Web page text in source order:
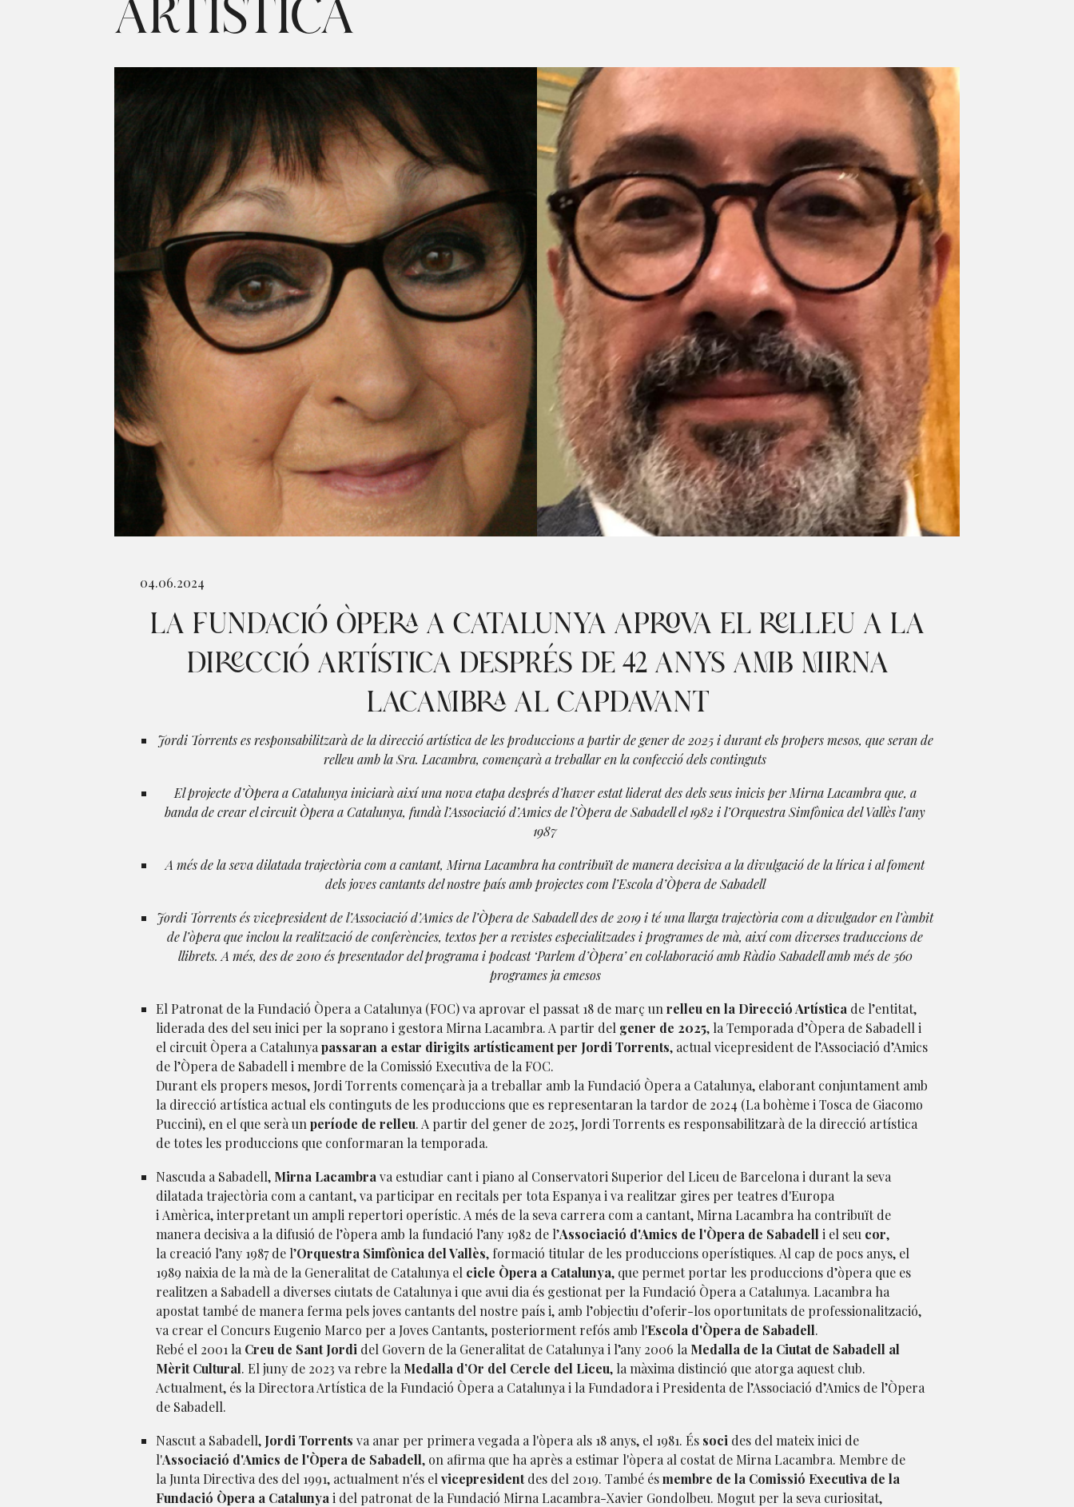
ARTÍSTICA
04.06.2024
LA FUNDACIÓ ÒPERA A CATALUNYA APROVA EL RELLEU A LA
DIRECCIÓ ARTÍSTICA DESPRÉS DE 42 ANYS AMB MIRNA
LACAMBRA AL CAPDAVANT
Jordi Torrents es responsabilitzarà de la direcció artística de les produccions a partir de gener de 2025 i durant els propers mesos, que seran de
relleu amb la Sra. Lacambra, començarà a treballar en la confecció dels continguts
El projecte d’Òpera a Catalunya iniciarà així una nova etapa després d’haver estat liderat des dels seus inicis per Mirna Lacambra que, a
banda de crear el circuit Òpera a Catalunya, fundà l’Associació d’Amics de l’Òpera de Sabadell el 1982 i l’Orquestra Simfònica del Vallès l’any
1987
A més de la seva dilatada trajectòria com a cantant, Mirna Lacambra ha contribuït de manera decisiva a la divulgació de la lírica i al foment
dels joves cantants del nostre país amb projectes com l’Escola d’Òpera de Sabadell
Jordi Torrents és vicepresident de l’Associació d’Amics de l’Òpera de Sabadell des de 2019 i té una llarga trajectòria com a divulgador en l’àmbit
de l’òpera que inclou la realització de conferències, textos per a revistes especialitzades i programes de mà, així com diverses traduccions de
llibrets. A més, des de 2010 és presentador del programa i podcast ‘Parlem d’Òpera’ en col·laboració amb Ràdio Sabadell amb més de 560
programes ja emesos
El Patronat de la Fundació Òpera a Catalunya (FOC) va aprovar el passat 18 de març un relleu en la Direcció Artística de l’entitat,
liderada des del seu inici per la soprano i gestora Mirna Lacambra. A partir del gener de 2025, la Temporada d’Òpera de Sabadell i
el circuit Òpera a Catalunya passaran a estar dirigits artísticament per Jordi Torrents, actual vicepresident de l’Associació d’Amics
de l’Òpera de Sabadell i membre de la Comissió Executiva de la FOC.
Durant els propers mesos, Jordi Torrents començarà ja a treballar amb la Fundació Òpera a Catalunya, elaborant conjuntament amb
la direcció artística actual els continguts de les produccions que es representaran la tardor de 2024 (La bohème i Tosca de Giacomo
Puccini), en el que serà un període de relleu. A partir del gener de 2025, Jordi Torrents es responsabilitzarà de la direcció artística
de totes les produccions que conformaran la temporada.
Nascuda a Sabadell, Mirna Lacambra va estudiar cant i piano al Conservatori Superior del Liceu de Barcelona i durant la seva
dilatada trajectòria com a cantant, va participar en recitals per tota Espanya i va realitzar gires per teatres d'Europa
i Amèrica, interpretant un ampli repertori operístic. A més de la seva carrera com a cantant, Mirna Lacambra ha contribuït de
manera decisiva a la difusió de l’òpera amb la fundació l’any 1982 de l’Associació d'Amics de l'Òpera de Sabadell i el seu cor,
la creació l’any 1987 de l’Orquestra Simfònica del Vallès, formació titular de les produccions operístiques. Al cap de pocs anys, el
1989 naixia de la mà de la Generalitat de Catalunya el cicle Òpera a Catalunya, que permet portar les produccions d’òpera que es
realitzen a Sabadell a diverses ciutats de Catalunya i que avui dia és gestionat per la Fundació Òpera a Catalunya. Lacambra ha
apostat també de manera ferma pels joves cantants del nostre país i, amb l’objectiu d’oferir-los oportunitats de professionalització,
va crear el Concurs Eugenio Marco per a Joves Cantants, posteriorment refós amb l'Escola d'Òpera de Sabadell.
Rebé el 2001 la Creu de Sant Jordi del Govern de la Generalitat de Catalunya i l’any 2006 la Medalla de la Ciutat de Sabadell al
Mèrit Cultural. El juny de 2023 va rebre la Medalla d’Or del Cercle del Liceu, la màxima distinció que atorga aquest club.
Actualment, és la Directora Artística de la Fundació Òpera a Catalunya i la Fundadora i Presidenta de l’Associació d’Amics de l’Òpera
de Sabadell.
Nascut a Sabadell, Jordi Torrents va anar per primera vegada a l'òpera als 18 anys, el 1981. És soci des del mateix inici de
l'Associació d'Amics de l'Òpera de Sabadell, on afirma que ha après a estimar l'òpera al costat de Mirna Lacambra. Membre de
la Junta Directiva des del 1991, actualment n'és el vicepresidentdes del 2019. També ésmembre de la Comissió Executiva de la
Fundació Òpera a Catalunya i del patronat de la Fundació Mirna Lacambra-Xavier Gondolbeu. Mogut per la seva curiositat,